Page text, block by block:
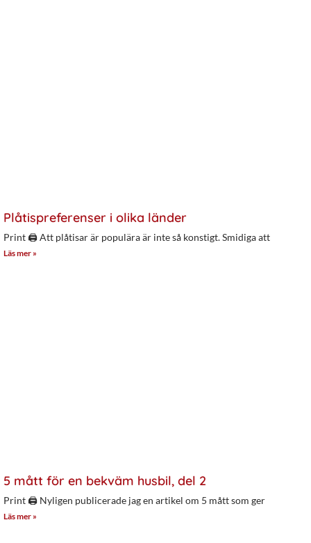
Plåtispreferenser i olika länder
Print 🖨 Att plåtisar är populära är inte så konstigt. Smidiga att
Läs mer »
5 mått för en bekväm husbil, del 2
Print 🖨 Nyligen publicerade jag en artikel om 5 mått som ger
Läs mer »